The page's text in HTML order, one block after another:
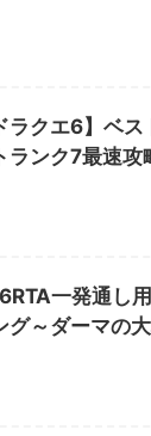
ラクエ6】ベ
ランク7最速攻
一発通し
グ～ダーマの